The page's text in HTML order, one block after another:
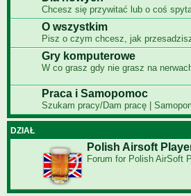
Chcesz się przywitać lub o coś
O wszystkim
Pisz o czym chcesz, jak
Gry komputerowe
W co grasz gdy nie grasz na
Praca i Samopomoc
Szukam pracy/Dam pracę |
DZIAŁ
Polish Airsoft
Forum for Polish AirSoft